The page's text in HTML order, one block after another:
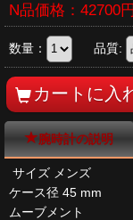
N品価格： 42700円
数量： 品質:
腕時計の説明
サイズ メンズ
ケース径 45 mm
ムーブメント